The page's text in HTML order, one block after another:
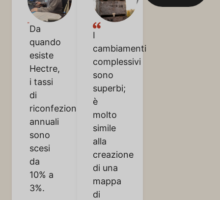
Da
quando
esiste
Hectre,
i tassi
di
riconfezionamento
annuali
sono
scesi
da
10% a
3%.
I
cambiamenti
complessivi
sono
superbi;
è
molto
simile
alla
creazione
di una
mappa
di